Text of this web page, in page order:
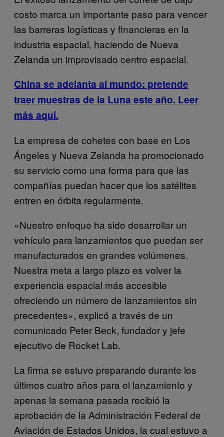
costo marca un importante paso para vencer
las barreras logísticas y financieras en la
industria espacial, haciendo de Nueva
Zelanda un improvisado centro espacial.
China se adelanta al mundo: pretende
traer muestras de la Luna este año. Leer
más aquí.
La empresa de cohetes con base en Los
Ángeles y Nueva Zelanda ha promocionado
su servicio como una forma para que las
compañías puedan hacer que los satélites
entren en órbita regularmente.
«Nuestro enfoque ha sido desarrollar un
vehículo para lanzamientos que puedan ser
manufacturados en grandes volúmenes.
Nuestra meta a largo plazo es volver la
experiencia espacial más accesible
ofreciendo un número de lanzamientos sin
precedentes», explicó a través de un
comunicado Peter Beck, fundador y jefe
ejecutivo de Rocket Lab.
La firma se estuvo preparando durante los
últimos cuatro años para el lanzamiento y
apenas la semana pasada recibió la
aprobación de la Administración Federal de
Aviación de Estados Unidos, la cual estuvo a